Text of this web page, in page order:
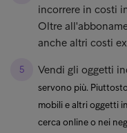
incorrere in costi
Oltre
anche altri costi
Vendi gli oggetti
servono più.
mobili e altri oggetti
cerca online o nei